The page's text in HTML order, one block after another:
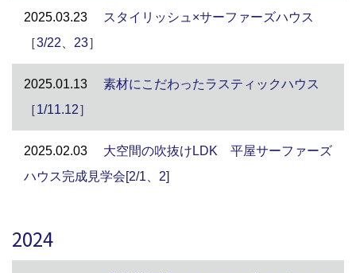
2025.03.23
スタイリッシュ×サーファーズハウス
［3/22、23］
2025.01.13
素材にこだわったラスティックハウス
［1/11.12］
2025.02.03
大空間の吹抜けLDK 平屋サーファーズ
ハウス完成見学会[2/1、2]
2024